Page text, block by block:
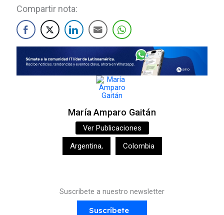
Compartir nota:
María Amparo Gaitán
Ver Publicaciones
Argentina, Colombia
Suscríbete a nuestro newsletter
Suscríbete